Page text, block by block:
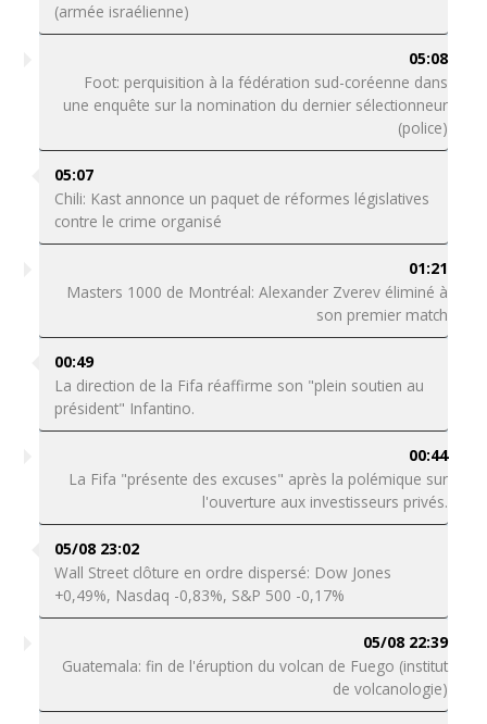
(armée israélienne)
05:08
Foot: perquisition à la fédération sud-coréenne dans
une enquête sur la nomination du dernier sélectionneur
(police)
05:07
Chili: Kast annonce un paquet de réformes législatives
contre le crime organisé
01:21
Masters 1000 de Montréal: Alexander Zverev éliminé à
son premier match
00:49
La direction de la Fifa réaffirme son "plein soutien au
président" Infantino.
00:44
La Fifa "présente des excuses" après la polémique sur
l'ouverture aux investisseurs privés.
05/08 23:02
Wall Street clôture en ordre dispersé: Dow Jones
+0,49%, Nasdaq -0,83%, S&P 500 -0,17%
05/08 22:39
Guatemala: fin de l'éruption du volcan de Fuego (institut
de volcanologie)